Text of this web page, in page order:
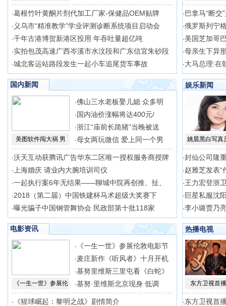
·葛根竹叶黄酮片剂代加工厂家-保健品OEM贴牌
· 义乌市“精准教学”学业评测诊断系统项目启动会
·千年古港博贺新港区投用 年吞吐量超亿吨
·实拍包茂高速广西岑溪市水汶段和广东信宜朱砂段
·城北客运站路段发生一起小车追尾货车事故
·巴拿马“断交
·俄罗斯列宁
·美国芝加哥
·母亲生下异
·大马总理:在
国内新闻
美图软件闯大祸 男
·佛山三水老板娶儿媳 众多明
· 国内油价涨幅将达400元/
·浙江“庙前长跪猪”当晚被送
·母女两玩微信 爱上同一个男
·沃天互动获腾讯广告华东二区唯一授权服务商授牌
· 上海婚庆 请业内大腕培训司仪
·一起执行案6年无结果——聊城中院再创推、扯、
·2018（第二届）中国铁建杯马术超级大奖赛下
·曝光骗子中国钢管舞协会 民政部第十批118家
娱乐新闻
姚晨黑白写真
·封仙公司隆
·赵雅芝发表“
·王力宏登浙
·巨星私服沈
·李小璐贾乃
电影资讯
《一生一世》参展伦
· 《一生一世》参展伦敦电影节
·麦庄新作《听风者》十月开机
·基努里维斯三里屯看《白蛇》
·基努·里维斯北京现身 低调
· 《猩球崛起：黎明之战》剧情简介
热播电视
东方卫视首
·东方卫视首